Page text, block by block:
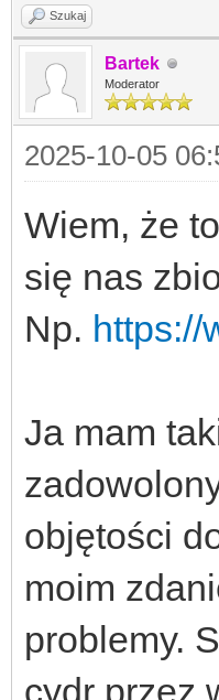
Szukaj
Bartek
Moderator
2025-10-05
Wiem, że
się nas
Np. https://
Ja mam
objętości
moim
problemy.
cydr przez